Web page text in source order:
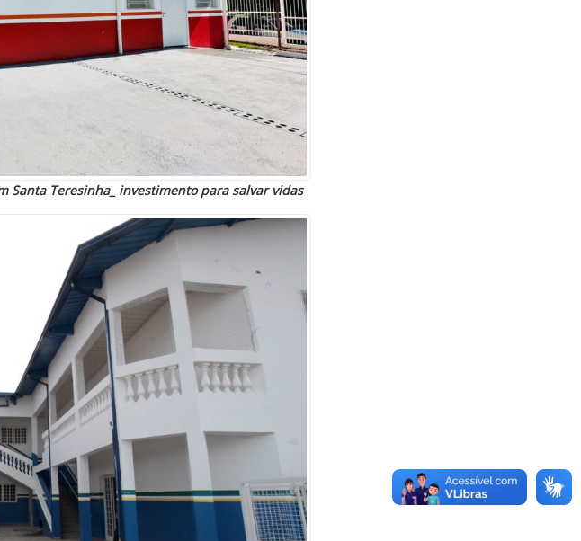
Santa Teresinha_ investimento para salvar vidas